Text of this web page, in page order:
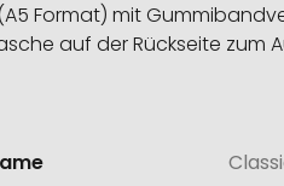
Format) mit
auf der Rückseite zum